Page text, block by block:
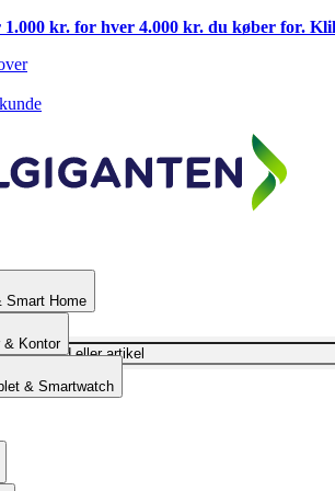
kr. for hver 4.000 kr. du køber for.
Smart Home
& Kontor
& Smartwatch